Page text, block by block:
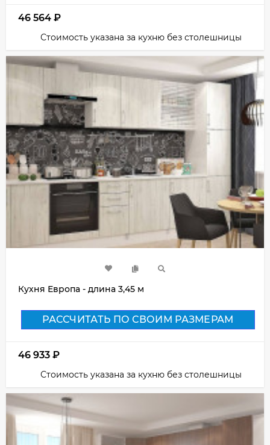
46 564 ₽
Стоимость указана за кухню без столешницы
Кухня Европа - длина 3,45 м
РАССЧИТАТЬ ПО СВОИМ РАЗМЕРАМ
46 933 ₽
Стоимость указана за кухню без столешницы